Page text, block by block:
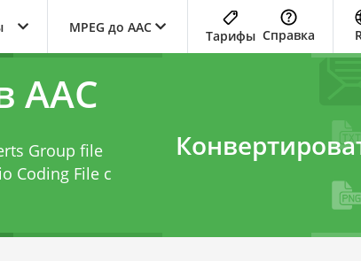
MPEG до AAC
Тарифы Справка
AAC
Group file
Coding File с